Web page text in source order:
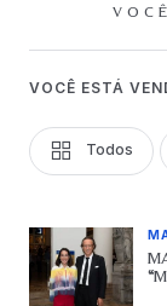
VOCÊ ESTÁ
Todos